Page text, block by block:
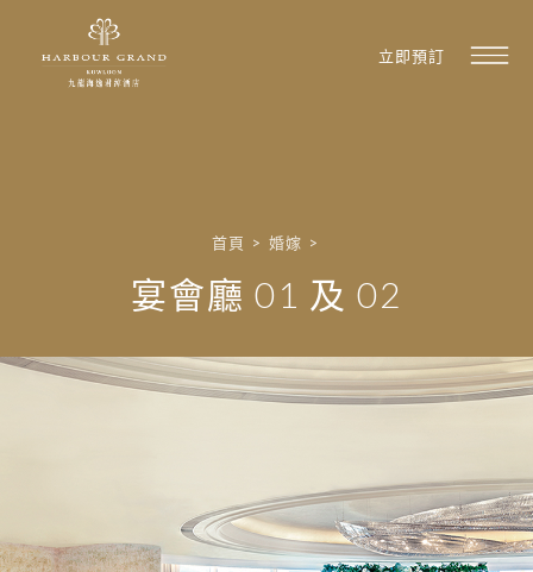
立即預訂
1
1 0
首頁 > 婚嫁 >
宴會廳 01 及 02